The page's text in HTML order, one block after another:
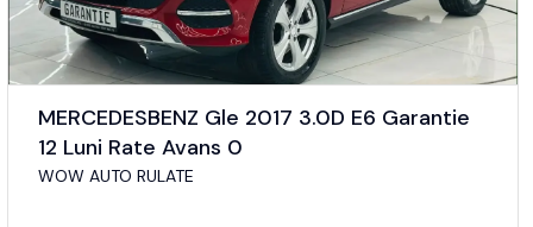
MERCEDESBENZ Gle 2017 3.0D E6 Garantie
12 Luni Rate Avans 0
WOW AUTO RULATE